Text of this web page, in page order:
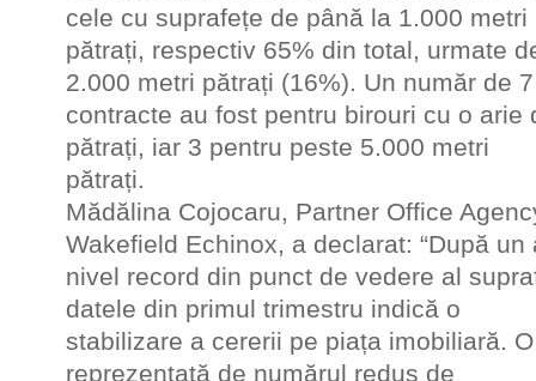
cele cu suprafețe de până la 1.000 metri
pătrați, respectiv 65% din total, urmate
2.000 metri pătrați (16%). Un număr de 7
contracte au fost pentru birouri cu o arie
pătrați, iar 3 pentru peste 5.000 metri
pătrați.
Mădălina Cojocaru, Partner Office
Wakefield Echinox, a declarat: “După un
nivel record din punct de vedere al
datele din primul trimestru indică o
stabilizare a cererii pe piața imobiliară.
reprezentată de numărul redus de